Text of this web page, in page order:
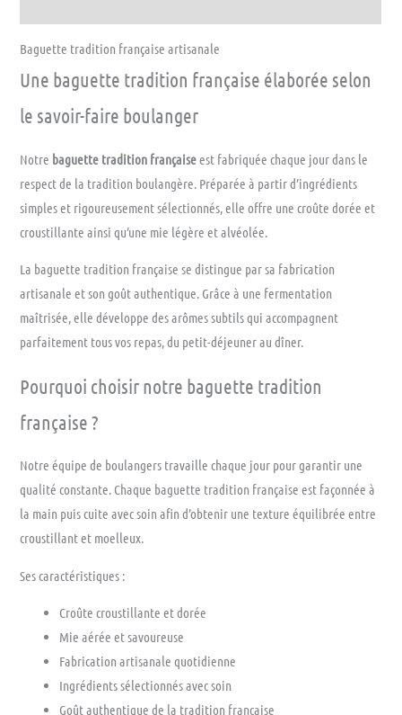
Baguette tradition française artisanale
Une baguette tradition française élaborée selon
le savoir-faire boulanger
Notre baguette tradition françaiseest fabriquée chaque jour dans le
respect de la tradition boulangère. Préparée à partir d’ingrédients
simples et rigoureusement sélectionnés, elle offre une croûte dorée et
croustillante ainsi qu’une mie légère et alvéolée.
La baguette tradition française se distingue par sa fabrication
artisanale et son goût authentique. Grâce à une fermentation
maîtrisée, elle développe des arômes subtils qui accompagnent
parfaitement tous vos repas, du petit-déjeuner au dîner.
Pourquoi choisir notre baguette tradition
française ?
Notre équipe de boulangers travaille chaque jour pour garantir une
qualité constante. Chaque baguette tradition française est façonnée à
la main puis cuite avec soin afin d’obtenir une texture équilibrée entre
croustillant et moelleux.
Ses caractéristiques :
Croûte croustillante et dorée
Mie aérée et savoureuse
Fabrication artisanale quotidienne
Ingrédients sélectionnés avec soin
Goût authentique de la tradition française